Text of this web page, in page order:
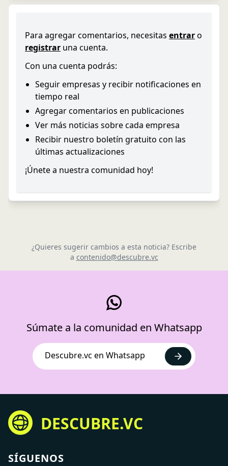
Para agregar comentarios, necesitas entraro
registrar una cuenta.
Con una cuenta podrás:
Seguir empresas y recibir notificaciones en
tiempo real
Agregar comentarios en publicaciones
Ver más noticias sobre cada empresa
Recibir nuestro boletín gratuito con las
últimas actualizaciones
¡Únete a nuestra comunidad hoy!
¿Quieres sugerir cambios a esta noticia? Escribe
a contenido@descubre.vc
Súmate a la comunidad en Whatsapp
Descubre.vc en Whatsapp
DESCUBRE.VC
SÍGUENOS